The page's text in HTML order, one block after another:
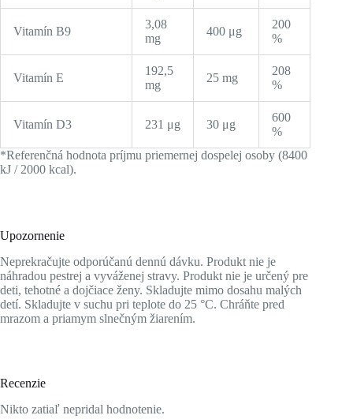
Vitamín B9
3,08
mg
400 μg
200
%
Vitamín E
192,5
mg
25 mg
208
%
Vitamín D3 231 μg 30 μg
600
%
*Referenčná hodnota príjmu priemernej dospelej osoby (8400
kJ / 2000 kcal).
Upozornenie
Neprekračujte odporúčanú dennú dávku. Produkt nie je
náhradou pestrej a vyváženej stravy. Produkt nie je určený pre
deti, tehotné a dojčiace ženy. Skladujte mimo dosahu malých
detí. Skladujte v suchu pri teplote do 25 °C. Chráňte pred
mrazom a priamym slnečným žiarením.
Recenzie
Nikto zatiaľ nepridal hodnotenie.